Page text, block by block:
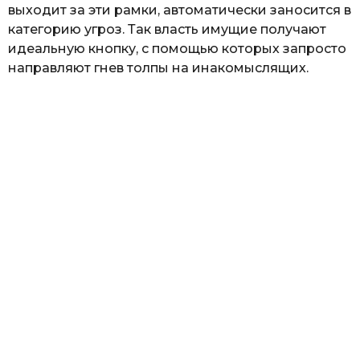
выходит за эти рамки, автоматически заносится в
категорию угроз. Так власть имущие получают
идеальную кнопку, с помощью которых запросто
направляют гнев толпы на инакомыслящих.